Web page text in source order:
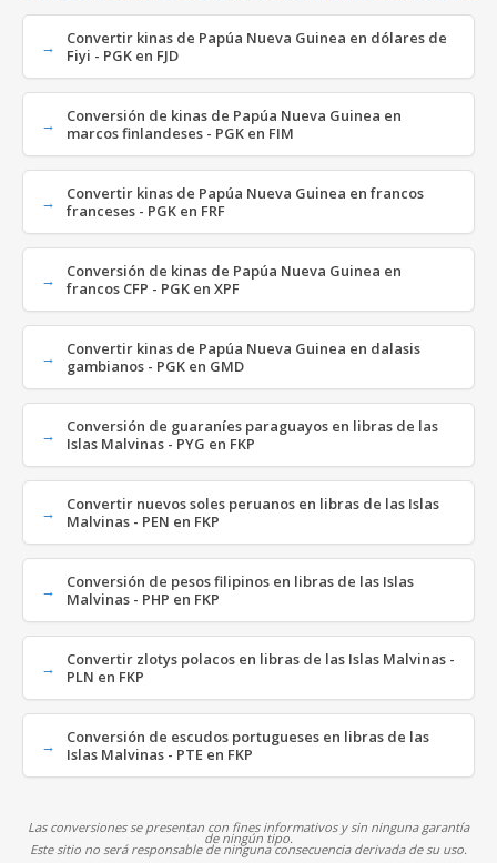
Convertir kinas de Papúa Nueva Guinea en dólares de
Fiyi - PGK en FJD
Conversión de kinas de Papúa Nueva Guinea en
marcos finlandeses - PGK en FIM
Convertir kinas de Papúa Nueva Guinea en francos
franceses - PGK en FRF
Conversión de kinas de Papúa Nueva Guinea en
francos CFP - PGK en XPF
Convertir kinas de Papúa Nueva Guinea en dalasis
gambianos - PGK en GMD
Conversión de guaraníes paraguayos en libras de las
Islas Malvinas - PYG en FKP
Convertir nuevos soles peruanos en libras de las Islas
Malvinas - PEN en FKP
Conversión de pesos filipinos en libras de las Islas
Malvinas - PHP en FKP
Convertir zlotys polacos en libras de las Islas Malvinas -
PLN en FKP
Conversión de escudos portugueses en libras de las
Islas Malvinas - PTE en FKP
Las conversiones se presentan con fines informativos y sin ninguna garantía
de ningún tipo.
Este sitio no será responsable de ninguna consecuencia derivada de su uso.